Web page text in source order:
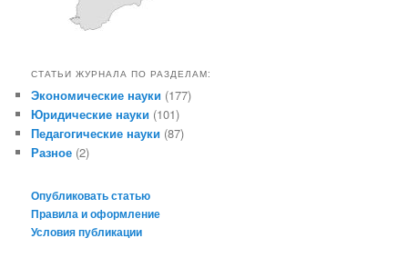
СТАТЬИ ЖУРНАЛА ПО РАЗДЕЛАМ:
Экономические науки (177)
Юридические науки (101)
Педагогические науки (87)
Разное (2)
Опубликовать статью
Правила и оформление
Условия публикации